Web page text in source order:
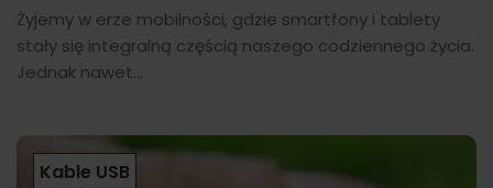
Żyjemy w erze mobilności, gdzie smartfony i tablety
stały się integralną częścią naszego codziennego życia.
Jednak nawet...
Kable USB